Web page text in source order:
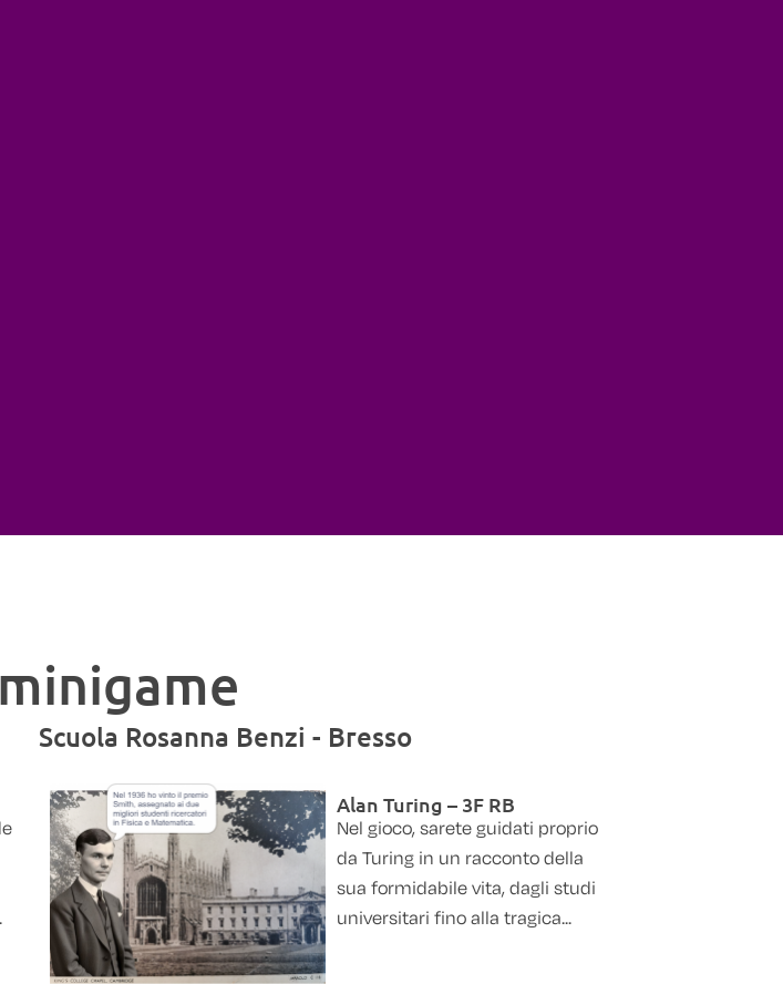
Scuola Rosanna Benzi - Bresso
Alan Turing – 3F RB
Nel gioco, sarete guidati proprio
da Turing in un racconto della
sua formidabile vita, dagli studi
universitari fino alla tragica...